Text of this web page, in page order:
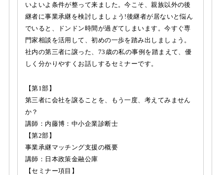
いよいよ条件が整って来ました。今こそ、親族以外の後
継者に事業承継を検討しましょう!後継者が居ないと悩ん
でいると、ドンドン時間が過ぎてしまいます。今すぐ専
門家相談を活用して、初めの一歩を踏み出しましょう。
社内の第三者に譲った、73歳の私の事例を踏まえて、優
しく分かりやすくお話しするセミナーです。
【第1部】
第三者に会社を譲ることを、もう一度、考えてみません
か？
講師：内藤博：中小企業診断士
【第2部】
事業承継マッチング支援の概要
講師：日本政策金融公庫
【セミナー項目】